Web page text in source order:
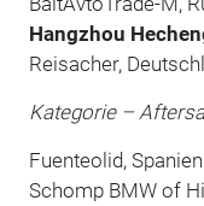
Hangzhou
Reisacher,
Kategorie –
Fuenteolid, Spanien
Schomp BMW of